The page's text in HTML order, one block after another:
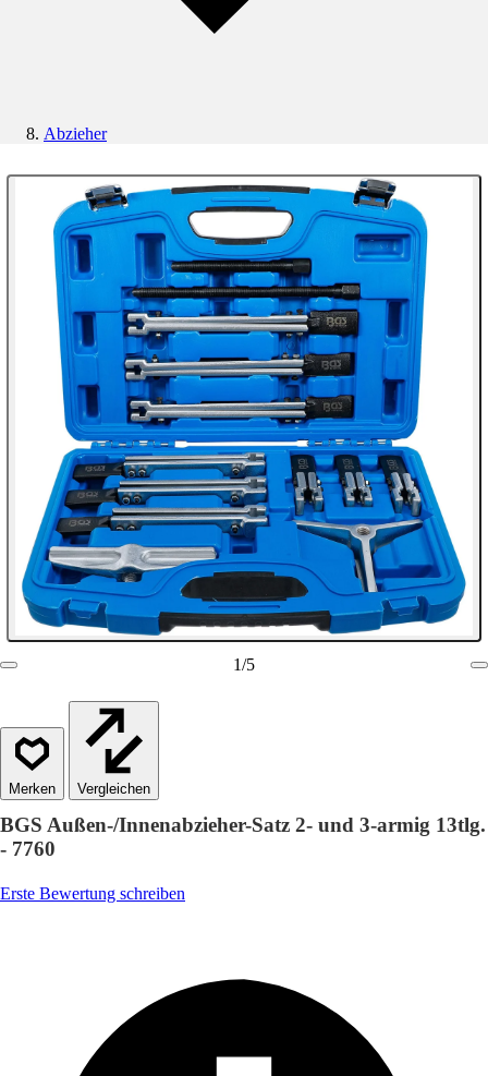
Abzieher
1/5
Vergleichen
BGS Außen-/Innenabzieher-Satz 2- und 3-armig 13tlg.
- 7760
Erste Bewertung schreiben